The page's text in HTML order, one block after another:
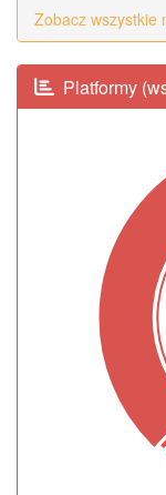
Zobacz wszystkie
Platformy